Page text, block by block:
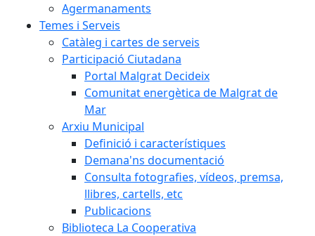
Agermanaments
Temes i Serveis
Catàleg i cartes de serveis
Participació Ciutadana
Portal Malgrat Decideix
Comunitat energètica de Malgrat de
Mar
Arxiu Municipal
Definició i característiques
Demana'ns documentació
Consulta fotografies, vídeos, premsa,
llibres, cartells, etc
Publicacions
Biblioteca La Cooperativa